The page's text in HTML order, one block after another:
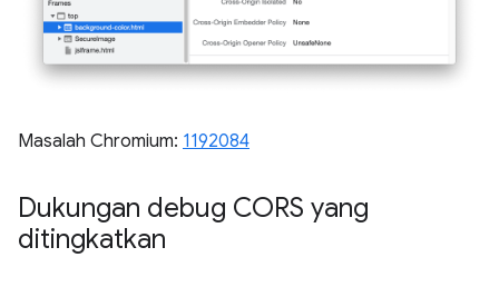
Masalah Chromium: 1192084
Dukungan debug CORS yang
ditingkatkan